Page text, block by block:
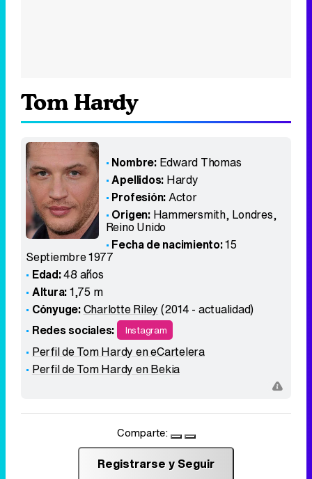
Tom Hardy
Nombre: Edward Thomas
Apellidos: Hardy
Profesión:Actor
Origen: Hammersmith, Londres,
Reino Unido
Fecha de nacimiento:15
Septiembre 1977
Edad:48 años
Altura:1,75 m
Cónyuge:Charlotte Riley (2014 - actualidad)
Redes sociales:
Instagram
Perfil de Tom Hardy en eCartelera
Perfil de Tom Hardy en Bekia
Comparte:
Registrarse y Seguir